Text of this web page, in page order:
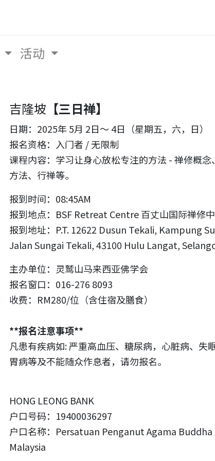
活动
吉隆坡 【三日禅】
日期：2025年 5月 2日～ 4日（星期五，六，日）
报名资格：入门者 / 无限制
课程内容：学习让身心放松专注的方法 - 禅修概
方法、行禅等。
报到时间：08:45AM
报到地点：BSF Retreat Centre 百丈山国际禅修
报到地址：P.T. 12622 Dusun Tekali, Kampung
Jalan Sungai Tekali, 43100 Hulu Langat,
主办单位：灵鹫山马来西亚佛学会
报名窗口：016-276 8093
收费：RM280/位（含住宿及膳食）
**报名注意事项**
凡患有疾病如: 严重高血压、糖尿病，心脏病、失
胃病等及不能随众作息者，请勿报名。
HONG LEONG BANK
户口号码：19400036297
户口名称：Persatuan Penganut Agama Buddha
Malaysia